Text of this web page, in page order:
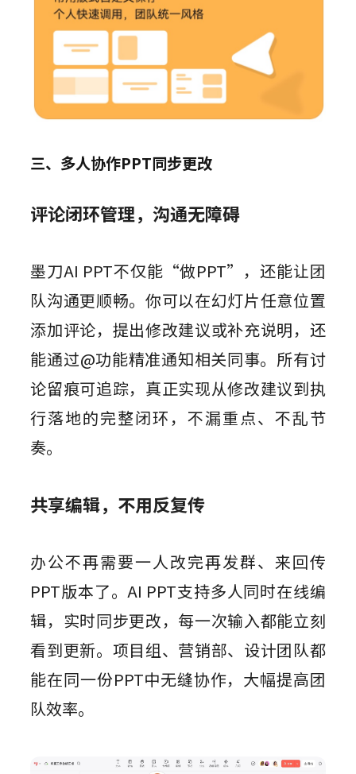
三、多人协作PPT同步更改
评论闭环管理，沟通无障碍
墨刀AI PPT不仅能“做PPT”，还能让团
队沟通更顺畅。你可以在幻灯片任意位置
添加评论，提出修改建议或补充说明，还
能通过@功能精准通知相关同事。所有讨
论留痕可追踪，真正实现从修改建议到执
行落地的完整闭环，不漏重点、不乱节
奏。
共享编辑，不用反复传
办公不再需要一人改完再发群、来回传
PPT版本了。AI PPT支持多人同时在线编
辑，实时同步更改，每一次输入都能立刻
看到更新。项目组、营销部、设计团队都
能在同一份PPT中无缝协作，大幅提高团
队效率。